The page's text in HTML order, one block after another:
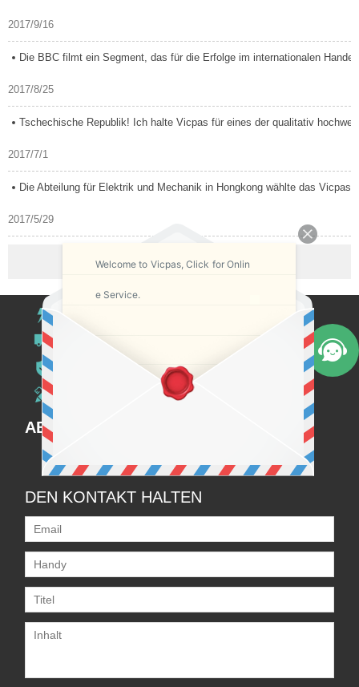
2017/9/16
Die BBC filmt ein Segment, das für die Erfolge im internationalen Handel
2017/8/25
Tschechische Republik! Ich halte Vicpas für eines der qualitativ
2017/7/1
Die Abteilung für Elektrik und Mechanik in Hongkong wählte das Vicpas-
2017/5/29
1
Schnelles Angebot
Weltweiter Versand
12 Monate Garantie
ABONNEMENT
DEN KONTAKT HALTEN
Welcome to Vicpas, Click for Onlin
e Service.